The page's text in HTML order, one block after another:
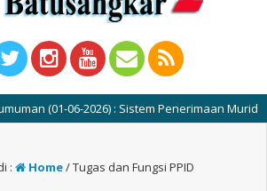
(01-06-2026) : Sistem Penerimaan Murid
: Home/Tugas dan Fungsi PPID